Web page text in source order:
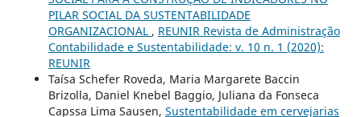
PILAR SOCIAL DA SUSTENTABILIDADE
ORGANIZACIONAL , REUNIR Revista de Administração
Contabilidade e Sustentabilidade: v. 10 n. 1 (2020):
REUNIR
Taísa Schefer Roveda, Maria Margarete Baccin
Brizolla, Daniel Knebel Baggio, Juliana da Fonseca
Capssa Lima Sausen, Sustentabilidade em cervejarias